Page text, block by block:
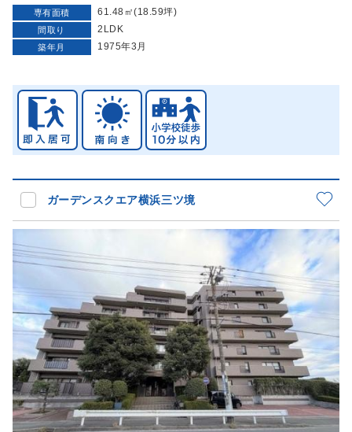
専有面積 61.48㎡(18.59坪)
間取り 2LDK
築年月 1975年3月
ガーデンスクエア横浜三ツ境